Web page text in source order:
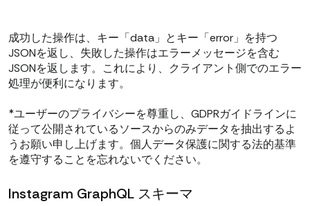
成功した操作は、キー「data」とキー「error」を持つ
JSONを返し、失敗した操作はエラーメッセージを含む
JSONを返します。これにより、クライアント側でのエラー
処理が便利になります。
*ユーザーのプライバシーを尊重し、GDPRガイドラインに
従って公開されているソースからのみデータを抽出するよ
うお願い申し上げます。個人データ保護に関する法的基準
を遵守することを忘れないでください。
Instagram GraphQL スキーマ